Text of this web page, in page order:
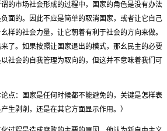
的市场社会形成的过程中，国家的角色是没有办法
面的。因此不应是简单的取消国家，或者让它自己
样的社会力量，让它朝着有利于社会的方向来做。
了。如果按照让国家退出的模式，那幺民主的必要
社会的自我管理为取向的，但这并不意味着我们可
论点：国家是任何时候都不能避免的，关键是怎样表
生剥削，还是在其它方面显示作用。）